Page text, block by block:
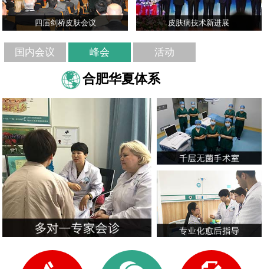
四届剑桥皮肤会议 皮肤病技术新进展
国内会议 峰会 活动
合肥华夏体系